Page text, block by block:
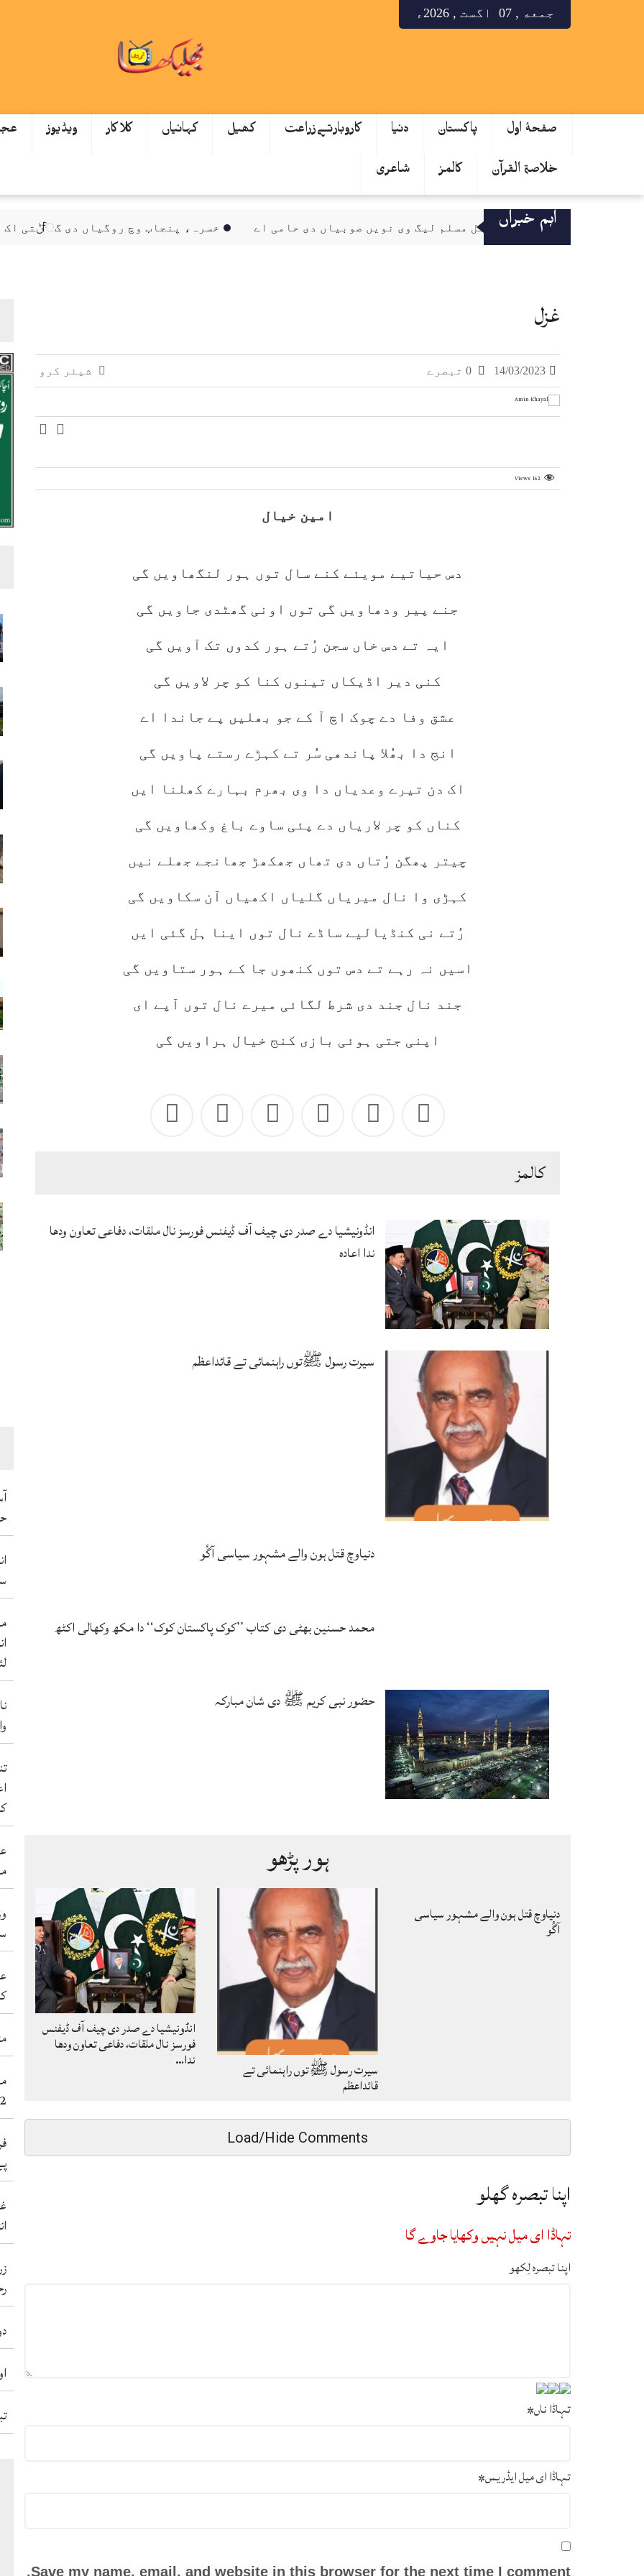
جمعه , 07 اگست , 2026ء
صفحۂ اول پاکستان دنیا کاروبارتےزراعت کھیل کہانیاں کلاکار ویڈیوز
خلاصۃ القرآن کالمز شاعری
اہم خبراں
(گڈ گورننس) لئی فنکشنل مسلم لیگ وی نویں صوبیاں دی حامی اے خسرہ، پنجاب وچ روگیاں دی گਿݨتی اک ہزار توں ٹپ گئی
والے
2عورتاں سنے 38نوجوان شہید کر دتے
غزل
شیئر کرو 14/03/2023
Views 162
امین خیال
دس حیاتیے مویئے کنے سال توں ہور لنگھاویں گی
جنے پیر ودھاویں گی توں اونی گھٹدی جاویں گی
ایہ تے دس خاں سجن رُتے ہور کدوں تک آویں گی
کنی دیر اڈیکاں تینوں کنا کو چر لاویں گی
عشق وفا دے چوک اچ آ کے جو بھلیں پے جاندا اے
انج دا بھُلا پاندھی سُر تے کہڑے رستے پاویں گی
اک دن تیرے وعدیاں دا وی بھرم بہارے کھلنا ایں
کناں کو چر لاریاں دے پئی ساوے باغ وکھاویں گی
چیتر پھگن رُتاں دی تھاں جھکھڑ جھانجے جھلے نیں
کہڑی وا نال میریاں گلیاں اکھیاں آن سکاویں گی
رُتے نی کنڈیالیے ساڈے نال توں اینا ہل گئی ایں
اسیں نہ رہے تے دس توں کنھوں جا کے ہور ستاویں گی
جند نال جند دی شرط لگائی میرے نال توں آپے ای
اپنی جتی ہوئی بازی کنج خیال ہراویں گی
كالمز
انڈونیشیا دے صدر دی چیف آف ڈیفنس فورسز نال ملقات، دفاعی تعاون ودھا
ندا اعادہ
سیرت رسول ﷺتوں راہنمائی تے قائداعظم
دنیاوچ قتل ہون والے مشہور سیاسی آگُو
محمد حسنین بھٹی دی کتاب ’’کوک پاکستان کوک‘‘ دا مکھ وکھالی اکٹھ
حضور نبی کریم ﷺ دی شان مبارکہ
ہور پڑھو
انڈونیشیا دے صدر دی چیف آف ڈیفنس
فورسز نال ملقات، دفاعی تعاون ودھا
ندا… سیرت رسول ﷺتوں راہنمائی تے
قائداعظم
دنیاوچ قتل ہون والے مشہور سیاسی
آگُو
Load/Hide Comments
اپنا تبصرہ گھلو
تہاڈا ای میل نہیں وکھایا جاوے گا
اپنا تبصرہ لِکھو
تہاڈا ناں*
تہاڈا ای میل ایڈریس*
Save my name, email, and website in this browser for the next time I comment.